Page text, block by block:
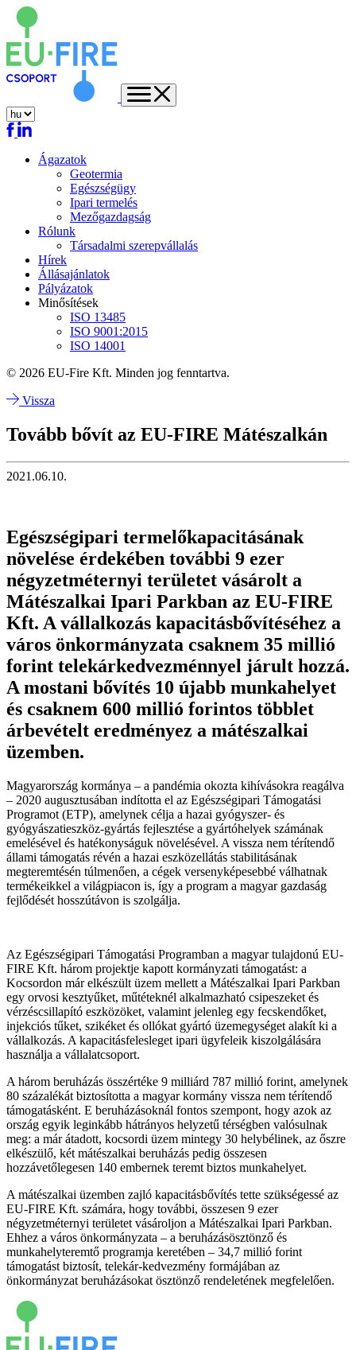
Ágazatok
Geotermia
Egészségügy
Ipari termelés
Mezőgazdagság
Rólunk
Társadalmi szerepvállalás
Hírek
Állásajánlatok
Pályázatok
Minősítések
ISO 13485
ISO 9001:2015
ISO 14001
© 2026 EU-Fire Kft. Minden jog fenntartva.
Vissza
Tovább bővít az EU-FIRE Mátészalkán
2021.06.10.
Egészségipari termelőkapacitásának
növelése érdekében további 9 ezer
négyzetméternyi területet vásárolt a
Mátészalkai Ipari Parkban az EU-FIRE
Kft. A vállalkozás kapacitásbővítéséhez a
város önkormányzata csaknem 35 millió
forint telekárkedvezménnyel járult hozzá.
A mostani bővítés 10 újabb munkahelyet
és csaknem 600 millió forintos többlet
árbevételt eredményez a mátészalkai
üzemben.
Magyarország kormánya – a pandémia okozta kihívásokra reagálva
– 2020 augusztusában indította el az Egészségipari Támogatási
Programot (ETP), amelynek célja a hazai gyógyszer- és
gyógyászatieszköz-gyártás fejlesztése a gyártóhelyek számának
emelésével és hatékonyságuk növelésével. A vissza nem térítendő
állami támogatás révén a hazai eszközellátás stabilitásának
megteremtésén túlmenően, a cégek versenyképesebbé válhatnak
termékeikkel a világpiacon is, így a program a magyar gazdaság
fejlődését hosszútávon is szolgálja.
Az Egészségipari Támogatási Programban a magyar tulajdonú EU-
FIRE Kft. három projektje kapott kormányzati támogatást: a
Kocsordon már elkészült üzem mellett a Mátészalkai Ipari Parkban
egy orvosi kesztyűket, műtéteknél alkalmazható csipeszeket és
vérzéscsillapító eszközöket, valamint jelenleg egy fecskendőket,
injekciós tűket, szikéket és ollókat gyártó üzemegységet alakít ki a
vállalkozás. A kapacitásfelesleget ipari ügyfeleik kiszolgálására
használja a vállalatcsoport.
A három beruházás összértéke 9 milliárd 787 millió forint, amelynek
80 százalékát biztosította a magyar kormány vissza nem térítendő
támogatásként. E beruházásoknál fontos szempont, hogy azok az
ország egyik leginkább hátrányos helyzetű térségben valósulnak
meg: a már átadott, kocsordi üzem mintegy 30 helybélinek, az őszre
elkészülő, két mátészalkai beruházás pedig összesen
hozzávetőlegesen 140 embernek teremt biztos munkahelyet.
A mátészalkai üzemben zajló kapacitásbővítés tette szükségessé az
EU-FIRE Kft. számára, hogy további, összesen 9 ezer
négyzetméternyi területet vásároljon a Mátészalkai Ipari Parkban.
Ehhez a város önkormányzata – a beruházásösztönző és
munkahelyteremtő programja keretében – 34,7 millió forint
támogatást biztosít, telekár-kedvezmény formájában az
önkormányzat beruházásokat ösztönző rendeletének megfelelően.